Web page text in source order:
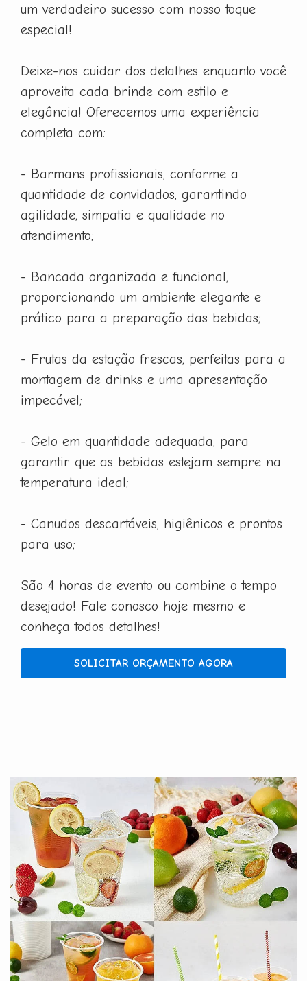
um verdadeiro sucesso com nosso toque
especial!
Deixe-nos cuidar dos detalhes enquanto você
aproveita cada brinde com estilo e
elegância! Oferecemos uma experiência
completa com:
- Barmans profissionais, conforme a
quantidade de convidados, garantindo
agilidade, simpatia e qualidade no
atendimento;
- Bancada organizada e funcional,
proporcionando um ambiente elegante e
prático para a preparação das bebidas;
- Frutas da estação frescas, perfeitas para a
montagem de drinks e uma apresentação
impecável;
- Gelo em quantidade adequada, para
garantir que as bebidas estejam sempre na
temperatura ideal;
- Canudos descartáveis, higiênicos e prontos
para uso;
São 4 horas de evento ou combine o tempo
desejado! Fale conosco hoje mesmo e
conheça todos detalhes!
SOLICITAR ORÇAMENTO AGORA